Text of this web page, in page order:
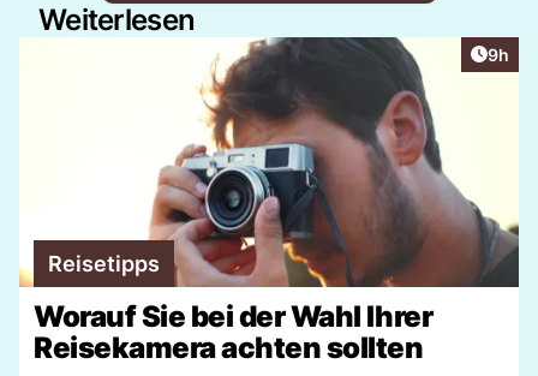
Weiterlesen
9h
Reisetipps
Worauf Sie bei der Wahl Ihrer
Reisekamera achten sollten